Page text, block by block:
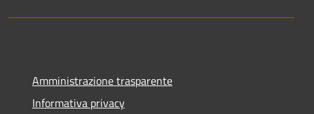
Amministrazione trasparente
Informativa privacy